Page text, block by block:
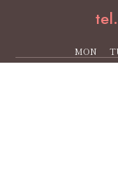
MON
11:00～13:00
●